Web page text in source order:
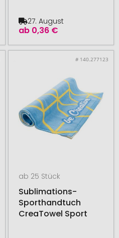
ab 0,36 €
27. August
# 140.277123
ab 25 Stück
Sublimations-
Sporthandtuch
CreaTowel Sport